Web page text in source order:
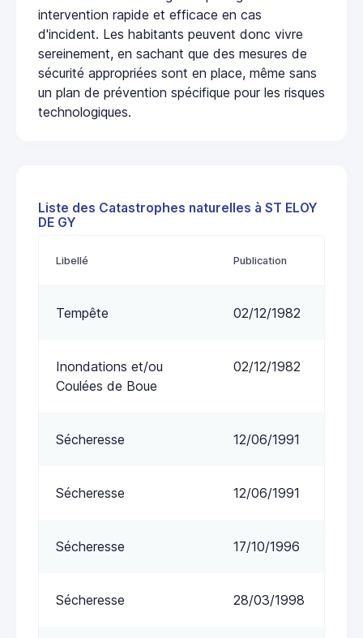
intervention rapide et efficace en cas
d'incident. Les habitants peuvent donc vivre
sereinement, en sachant que des mesures de
sécurité appropriées sont en place, même sans
un plan de prévention spécifique pour les risques
technologiques.
Liste des Catastrophes naturelles à ST ELOY
DE GY
Libellé Publication
Tempête 02/12/1982
Inondations et/ou
Coulées de Boue
02/12/1982
Sécheresse 12/06/1991
Sécheresse 12/06/1991
Sécheresse 17/10/1996
Sécheresse 28/03/1998